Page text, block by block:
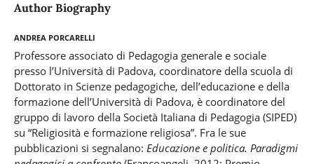
Author Biography
Andrea Porcarelli
Professore associato di Pedagogia generale e sociale
presso l’Università di Padova, coordinatore della scuola di
Dottorato in Scienze pedagogiche, dell’educazione e della
formazione dell’Università di Padova, è coordinatore del
gruppo di lavoro della Società Italiana di Pedagogia (SIPED)
su “Religiosità e formazione religiosa”. Fra le sue
pubblicazioni si segnalano: Educazione e politica. Paradigmi